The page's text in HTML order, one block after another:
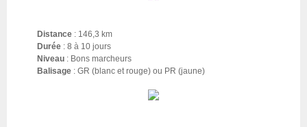
Distance: 146,3 km
Durée: 8 à 10 jours
Niveau: Bons marcheurs
Balisage: GR (blanc et rouge) ou PR (jaune)